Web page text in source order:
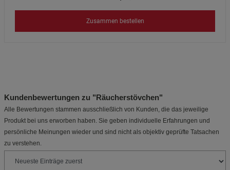
Zusammen bestellen
Kundenbewertungen zu "Räucherstövchen"
Alle Bewertungen stammen ausschließlich von Kunden, die das jeweilige
Produkt bei uns erworben haben. Sie geben individuelle Erfahrungen und
persönliche Meinungen wieder und sind nicht als objektiv geprüfte Tatsachen
zu verstehen.